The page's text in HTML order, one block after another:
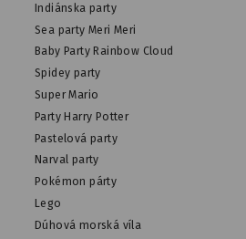
Indiánska party
Sea party Meri Meri
Baby Party Rainbow Cloud
Spidey party
Super Mario
Party Harry Potter
Pastelová party
Narval party
Pokémon párty
Lego
Dúhová morská víla